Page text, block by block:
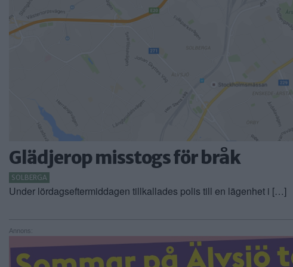
Glädjerop misstogs för bråk
SOLBERGA
Under lördagseftermiddagen tillkallades polis till en lägenhet i […]
Annons: